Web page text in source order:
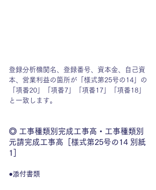
登録分析機関名、登録番号、資本金、自己資
本、営業利益の箇所が「様式第25号の14」の
「項番20」「項番7」「項番17」「項番18」
と一致します。
◎ 工事種類別完成工事高・工事種類別
元請完成工事高［様式第25号の14 別紙
1］
●添付書類